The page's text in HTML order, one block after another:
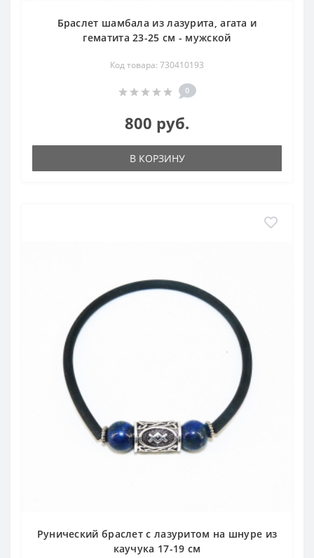
Браслет шамбала из лазурита, агата и
гематита 23-25 см - мужской
Код товара: 730410193
0
800 руб.
В КОРЗИНУ
Рунический браслет с лазуритом на шнуре из
каучука 17-19 см